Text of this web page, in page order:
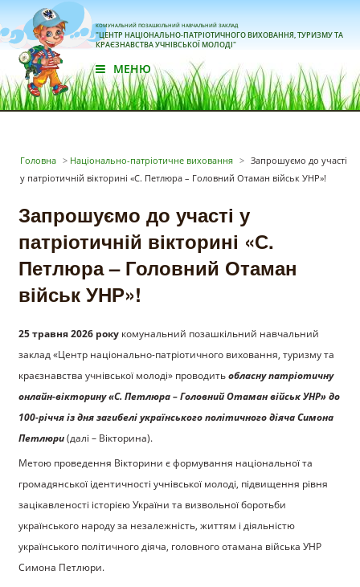
КОМУНАЛЬНИЙ ПОЗАШКІЛЬНИЙ НАВЧАЛЬНИЙ ЗАКЛАД
"ЦЕНТР НАЦІОНАЛЬНО-ПАТРІОТИЧНОГО ВИХОВАННЯ, ТУРИЗМУ ТА
КРАЄЗНАВСТВА УЧНІВСЬКОЇ МОЛОДІ"
МЕНЮ
Головна > Національно-патріотичне виховання > Запрошуємо до участі
у патріотичній вікторині «С. Петлюра – Головний Отаман військ УНР»!
Запрошуємо до участі у
патріотичній вікторині «С.
Петлюра – Головний Отаман
військ УНР»!
25 травня 2026 року комунальний позашкільний навчальний
заклад «Центр національно-патріотичного виховання, туризму та
краєзнавства учнівської молоді» проводить обласну патріотичну
онлайн-вікторину «С. Петлюра – Головний Отаман військ УНР» до
100-річчя із дня загибелі українського політичного діяча Симона
Петлюри (далі – Вікторина).
Метою проведення Вікторини є формування національної та
громадянської ідентичності учнівської молоді, підвищення рівня
зацікавленості історією України та визвольної боротьби
українського народу за незалежність, життям і діяльністю
українського політичного діяча, головного отамана війська УНР
Симона Петлюри.